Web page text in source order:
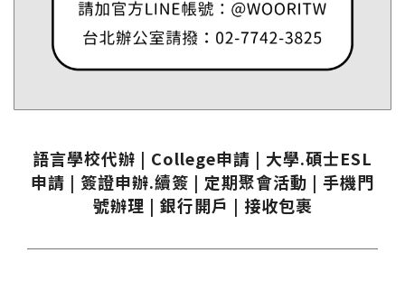
語言學校代辦 | College申請 | 大學.碩士ESL
申請 | 簽證申辦.續簽 | 定期聚會活動 | 手機門
號辦理 | 銀行開戶 | 接收包裹